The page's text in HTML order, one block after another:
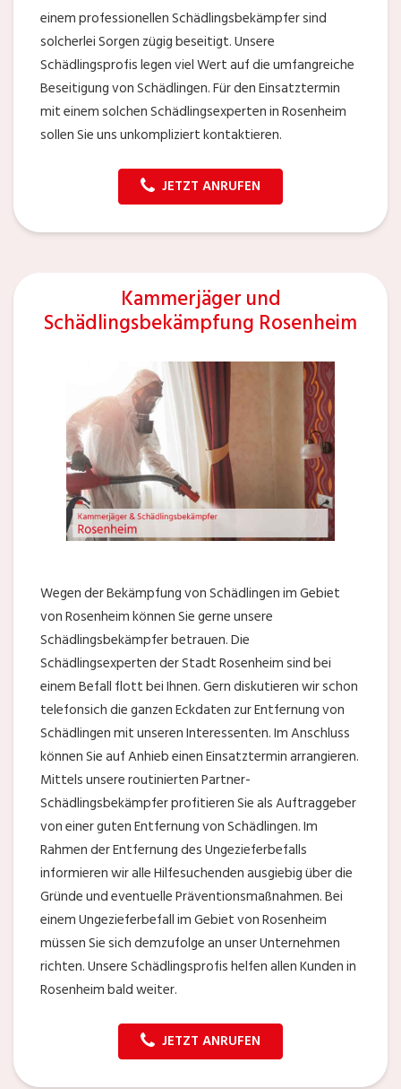
einem professionellen Schädlingsbekämpfer sind
solcherlei Sorgen zügig beseitigt. Unsere
Schädlingsprofis legen viel Wert auf die umfangreiche
Beseitigung von Schädlingen. Für den Einsatztermin
mit einem solchen Schädlingsexperten in Rosenheim
sollen Sie uns unkompliziert kontaktieren.
JETZT ANRUFEN
Kammerjäger und
Schädlingsbekämpfung Rosenheim
Wegen der Bekämpfung von Schädlingen im Gebiet
von Rosenheim können Sie gerne unsere
Schädlingsbekämpfer betrauen. Die
Schädlingsexperten der Stadt Rosenheim sind bei
einem Befall flott bei Ihnen. Gern diskutieren wir schon
telefonsich die ganzen Eckdaten zur Entfernung von
Schädlingen mit unseren Interessenten. Im Anschluss
können Sie auf Anhieb einen Einsatztermin arrangieren.
Mittels unsere routinierten Partner-
Schädlingsbekämpfer profitieren Sie als Auftraggeber
von einer guten Entfernung von Schädlingen. Im
Rahmen der Entfernung des Ungezieferbefalls
informieren wir alle Hilfesuchenden ausgiebig über die
Gründe und eventuelle Präventionsmaßnahmen. Bei
einem Ungezieferbefall im Gebiet von Rosenheim
müssen Sie sich demzufolge an unser Unternehmen
richten. Unsere Schädlingsprofis helfen allen Kunden in
Rosenheim bald weiter.
JETZT ANRUFEN